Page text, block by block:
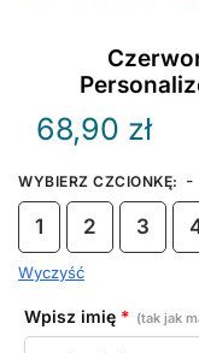
68,90 zł
WYBIERZ CZCIONKĘ: -
1 2 3
Wyczyść
Wpisz imię * (tak jak